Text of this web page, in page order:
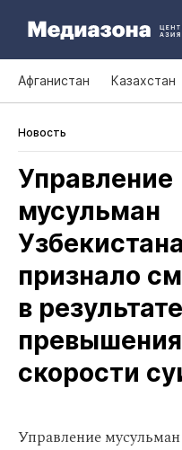
Афганистан Казахстан
Новость
Управление
мусульман
Узбекистана
признало
в результате
превышения
скорости
Управление